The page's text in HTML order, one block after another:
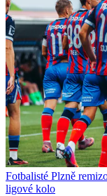
Fotbalisté Plzně
ligové kolo